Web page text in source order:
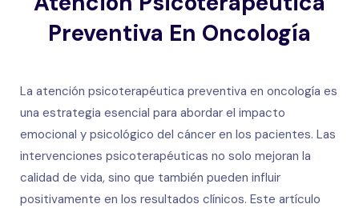
Preventiva En Oncología
La atención psicoterapéutica preventiva en oncología es
una estrategia esencial para abordar el impacto
emocional y psicológico del cáncer en los pacientes. Las
intervenciones psicoterapéuticas no solo mejoran la
calidad de vida, sino que también pueden influir
positivamente en los resultados clínicos. Este artículo